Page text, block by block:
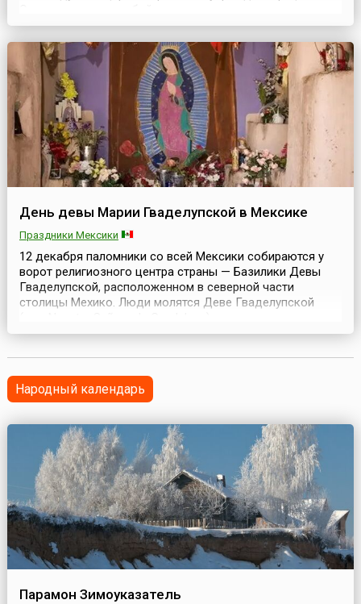
красного цвета с белым крестом в центре. Флаг имеет
квадратную форму, что необычно для европейских
флагов.Среди европейских стран самая лаконичная
символика...
День девы Марии Гваделупской в Мексике
Праздники Мексики
12 декабря паломники со всей Мексики собираются у
ворот религиозного центра страны — Базилики Девы
Гваделупской, расположенном в северной части
столицы Мехико. Люди молятся Деве Гваделупской
почтительно зовут «Наша сеньора Гваделупе» —
из ...
Народный календарь
Парамон Зимоуказатель